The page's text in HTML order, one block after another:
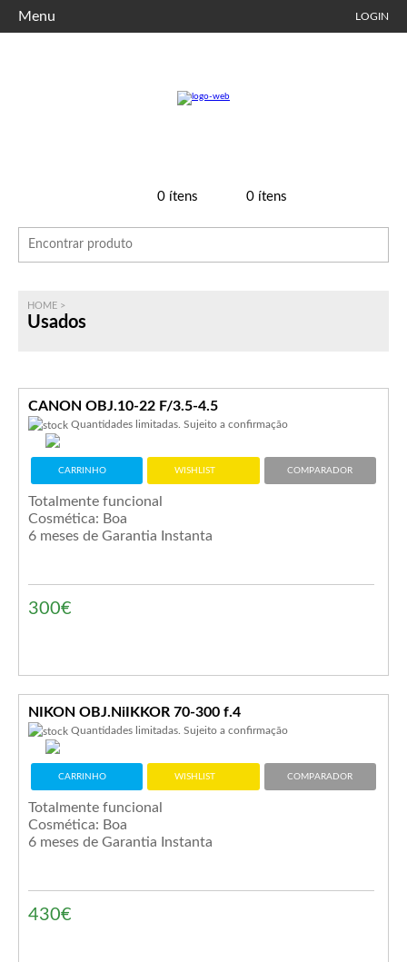
Menu LOGIN
0ítens 0ítens
HOME >
Usados
CANON OBJ.10-22 F/3.5-4.5
Quantidades limitadas. Sujeito a confirmação
CARRINHO WISHLIST COMPARADOR
Totalmente funcional
Cosmética: Boa
6 meses de Garantia Instanta
300€
NIKON OBJ.NiIKKOR 70-300 f.4
Quantidades limitadas. Sujeito a confirmação
CARRINHO WISHLIST COMPARADOR
Totalmente funcional
Cosmética: Boa
6 meses de Garantia Instanta
430€